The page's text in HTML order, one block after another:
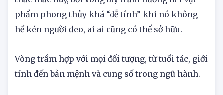
Song, bạn hoàn toàn có thể yên tâm với những
thắc mắc này, bởi vòng tay trầm hương là 1 vật
phẩm phong thủy khá “dễ tính” khi nó không
Vòng trầm hợp với mọi đối tượng, từ tuổi tác, giới